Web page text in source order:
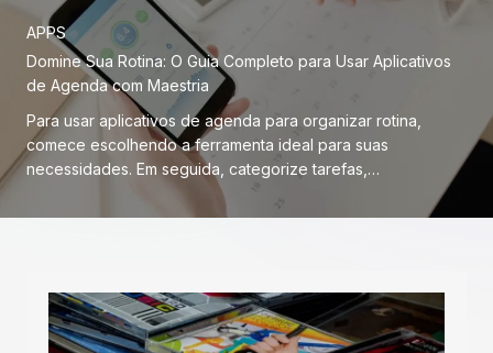
APPS
Domine Sua Rotina: O Guia Completo para Usar Aplicativos
de Agenda com Maestria
Para usar aplicativos de agenda para organizar rotina,
comece escolhendo a ferramenta ideal para suas
necessidades. Em seguida, categorize tarefas,…